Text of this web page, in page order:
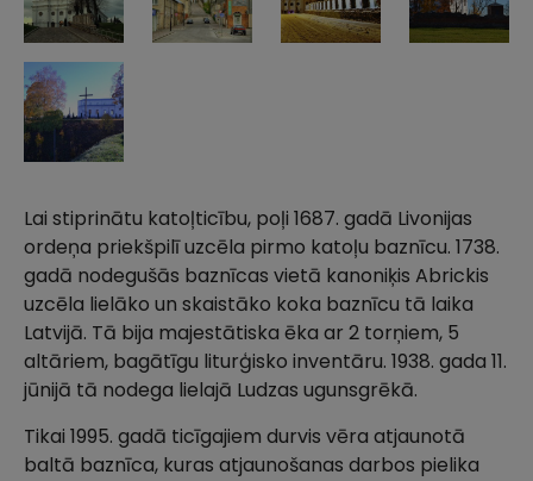
Lai stiprinātu katoļticību, poļi 1687. gadā Livonijas
ordeņa priekšpilī uzcēla pirmo katoļu baznīcu. 1738.
gadā nodegušās baznīcas vietā kanoniķis Abrickis
uzcēla lielāko un skaistāko koka baznīcu tā laika
Latvijā. Tā bija majestātiska ēka ar 2 torņiem, 5
altāriem, bagātīgu liturģisko inventāru. 1938. gada 11.
jūnijā tā nodega lielajā Ludzas ugunsgrēkā.
Tikai 1995. gadā ticīgajiem durvis vēra atjaunotā
baltā baznīca, kuras atjaunošanas darbos pielika